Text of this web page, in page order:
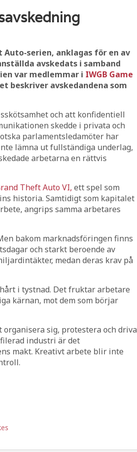
Auto-serien, anklagas för en av
avskedats i samband
var medlemmar i IWGB Game
beskriver avskedandena som
och att konfidentiell
skedde i privata och
parlamentsledamöter har
lämna ut fullständiga underlag,
arbetarna en rättvis
Theft Auto VI, ett spel som
historia. Samtidigt som kapitalet
angrips samma arbetares
bakom marknadsföringen finns
och starkt beroende av
medan deras krav på
i tystnad. Det fruktar arbetare
kärnan, mot dem som börjar
sig, protestera och driva
industri är det
makt. Kreativt arbete blir inte